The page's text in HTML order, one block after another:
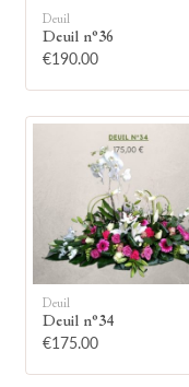
Montrez
allumant
Deuil
Deuil n°36
€190.00
Deuil
Deuil n°34
€175.00